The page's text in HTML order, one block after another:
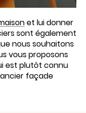
et lui donner
sont également
nous souhaitons
vous proposons
est plutôt connu
façade